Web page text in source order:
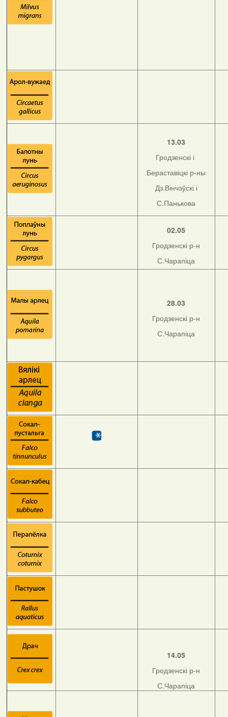
13.03
Гродзенскі і
Бераставіцкі р-ны
Дз.Вінчэўскі і
С.Панькова
02.05
Гродзенскі р-н
С.Чарапіца
28.03
Гродзенскі р-н
С.Чарапіца
14.05
Гродзенскі р-н
С.Чарапіца